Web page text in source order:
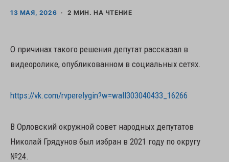
13 МАЯ, 2026 2 МИН. НА ЧТЕНИЕ
О причинах такого решения депутат рассказал в
видеоролике, опубликованном в социальных сетях.
https://vk.com/rvperelygin?w=wall303040433_16266
В Орловский окружной совет народных депутатов
Николай Грядунов был избран в 2021 году по округу
№24.